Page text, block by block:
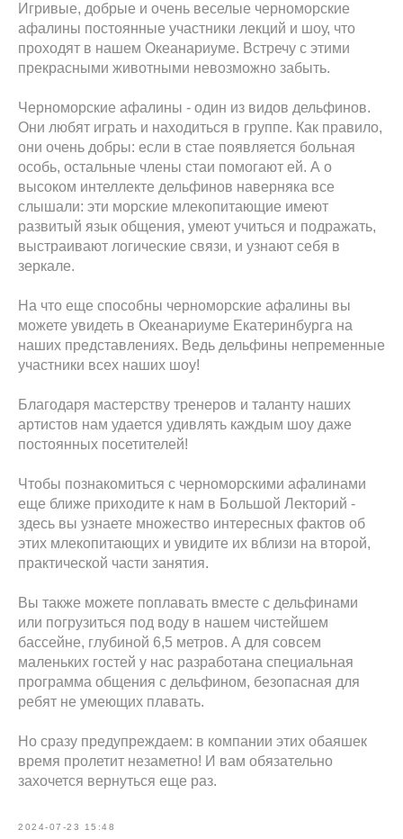
Игривые, добрые и очень веселые черноморские
афалины постоянные участники лекций и шоу, что
проходят в нашем Океанариуме. Встречу с этими
прекрасными животными невозможно забыть.
Черноморские афалины - один из видов дельфинов.
Они любят играть и находиться в группе. Как правило,
они очень добры: если в стае появляется больная
особь, остальные члены стаи помогают ей. А о
высоком интеллекте дельфинов наверняка все
слышали: эти морские млекопитающие имеют
развитый язык общения, умеют учиться и подражать,
выстраивают логические связи, и узнают себя в
зеркале.
На что еще способны черноморские афалины вы
можете увидеть в Океанариуме Екатеринбурга на
наших представлениях. Ведь дельфины непременные
участники всех наших шоу!
Благодаря мастерству тренеров и таланту наших
артистов нам удается удивлять каждым шоу даже
постоянных посетителей!
Чтобы познакомиться с черноморскими афалинами
еще ближе приходите к нам в Большой Лекторий -
здесь вы узнаете множество интересных фактов об
этих млекопитающих и увидите их вблизи на второй,
практической части занятия.
Вы также можете поплавать вместе с дельфинами
или погрузиться под воду в нашем чистейшем
бассейне, глубиной 6,5 метров. А для совсем
маленьких гостей у нас разработана специальная
программа общения с дельфином, безопасная для
ребят не умеющих плавать.
Но сразу предупреждаем: в компании этих обаяшек
время пролетит незаметно! И вам обязательно
захочется вернуться еще раз.
2024-07-23 15:48